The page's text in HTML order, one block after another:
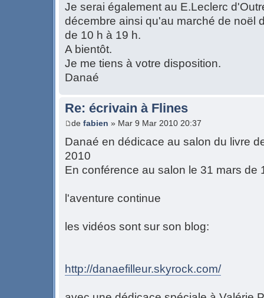
Je serai également au E.Leclerc
décembre ainsi qu'au marché de noël
de 10 h à 19 h.
A bientôt.
Je me tiens à votre disposition.
Danaé
Re: écrivain à Flines
de fabien » Mar 9 Mar 2010 20:37
Danaé en dédicace au salon du livre
2010
En conférence au salon le 31 mars de
l'aventure continue
les vidéos sont sur son blog:
http://danaefilleur.skyrock.com/